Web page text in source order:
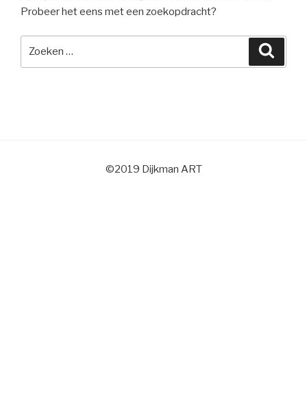
Probeer het eens met een zoekopdracht?
©2019 Dijkman ART